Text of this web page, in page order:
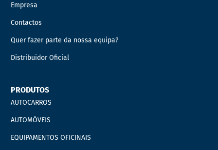
Empresa
Contactos
Quer fazer parte da nossa equipa?
Distribuidor Oficial
PRODUTOS
AUTOCARROS
AUTOMÓVEIS
EQUIPAMENTOS OFICINAIS